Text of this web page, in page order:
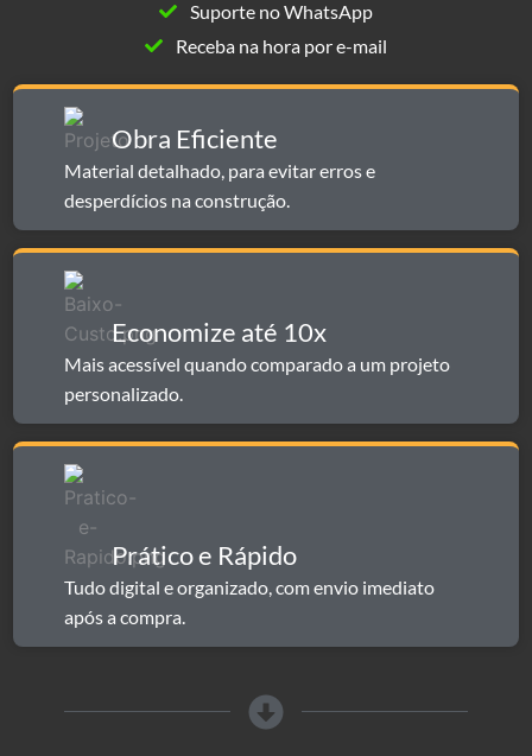
Suporte no WhatsApp
Receba na hora por e-mail
Obra Eficiente
Material detalhado, para evitar erros e
desperdícios na construção.
Economize até 10x​​
Mais acessível quando comparado a um projeto
personalizado.
Prático e Rápido​
Tudo digital e organizado, com envio imediato
após a compra.